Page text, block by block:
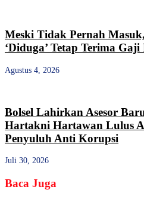
Meski Tidak Pernah
‘Diduga’ Tetap Terima
Agustus 4, 2026
Bolsel Lahirkan Asesor
Hartakni Hartawan Lulus
Penyuluh Anti Korupsi
Juli 30, 2026
Baca Juga